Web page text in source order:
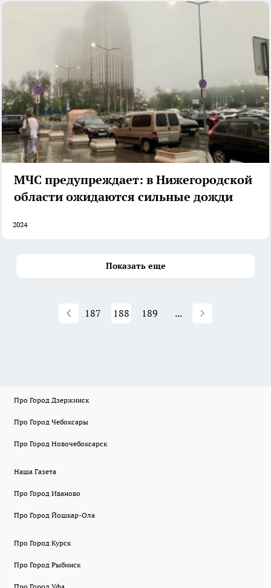
МЧС предупреждает: в Нижегородской
области ожидаются сильные дожди
2024
Показать еще
187 188 189 ...
Про Город Дзержинск
Про Город Чебоксары
Про Город Новочебоксарск
Наша Газета
Про Город Иваново
Про Город Йошкар-Ола
Про Город Курск
Про Город Рыбинск